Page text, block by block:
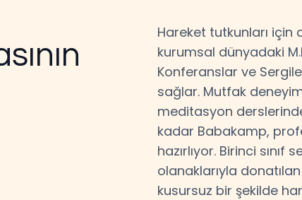
Hareket tutkunları
kurumsal dünyadaki
Konferanslar ve
sağlar. Mutfak
meditasyon
kadar Babakamp,
hazırlıyor. Birinci
olanaklarıyla
kusursuz bir şekilde